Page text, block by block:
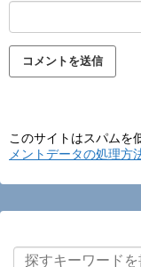
このサイトはスパムを
メントデータの処理方